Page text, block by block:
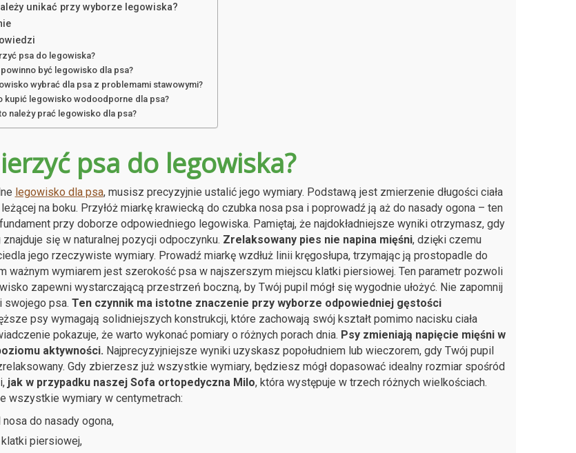
unikać przy wyborze legowiska?
psa do legowiska?
być legowisko dla psa?
wybrać dla psa z problemami stawowymi?
kupić legowisko wodoodporne dla psa?
należy prać legowisko dla psa?
psa do legowiska?
legowisko dla psa, musisz precyzyjnie ustalić jego wymiary. Podstawą jest zmierzenie długości ciała
na boku. Przyłóż miarkę krawiecką do czubka nosa psa i poprowadź ją aż do nasady ogona – ten
przy doborze odpowiedniego legowiska. Pamiętaj, że najdokładniejsze wyniki otrzymasz, gdy
się w naturalnej pozycji odpoczynku. Zrelaksowany pies nie napina mięśni, dzięki czemu
jego rzeczywiste wymiary. Prowadź miarkę wzdłuż linii kręgosłupa, trzymając ją prostopadle do
ważnym wymiarem jest szerokość psa w najszerszym miejscu klatki piersiowej. Ten parametr pozwoli
zapewni wystarczającą przestrzeń boczną, by Twój pupil mógł się wygodnie ułożyć. Nie zapomnij
swojego psa. Ten czynnik ma istotne znaczenie przy wyborze odpowiedniej gęstości
psy wymagają solidniejszych konstrukcji, które zachowają swój kształt pomimo nacisku ciała
pokazuje, że warto wykonać pomiary o różnych porach dnia. Psy zmieniają napięcie mięśni w
aktywności. Najprecyzyjniejsze wyniki uzyskasz popołudniem lub wieczorem, gdy Twój pupil
Gdy zbierzesz już wszystkie wymiary, będziesz mógł dopasować idealny rozmiar spośród
jak w przypadku naszej Sofa ortopedyczna Milo, która występuje w trzech różnych wielkościach.
wszystkie wymiary w centymetrach:
nosa do nasady ogona,
piersiowej,